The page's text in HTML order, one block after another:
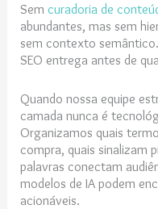
Semcuradoria de
abundantes, mas sem
sem contexto
SEO entrega antes de
Quando nossa equipe
camada nunca é
Organizamos quais
compra, quais sinalizam
palavras conectam
modelos de IA podem
acionáveis.